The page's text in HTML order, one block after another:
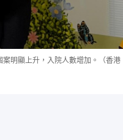
明顯上升，入院人數增加。（香港